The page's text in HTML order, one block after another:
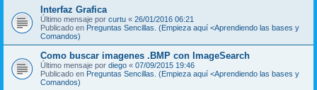
Interfaz Grafica
Último mensaje por curtu « 26/01/2016 06:21
Publicado en Preguntas Sencillas. (Empieza aquí <Aprendiendo las bases y
Comandos)
Como buscar imagenes .BMP con ImageSearch
Último mensaje por diego « 07/09/2015 19:46
Publicado en Preguntas Sencillas. (Empieza aquí <Aprendiendo las bases y
Comandos)